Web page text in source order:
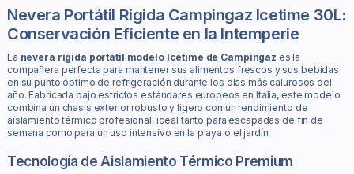
Nevera Portátil Rígida Campingaz Icetime 30L:
Conservación Eficiente en la Intemperie
La nevera rígida portátil modelo Icetime de Campingaz es la
compañera perfecta para mantener sus alimentos frescos y sus bebidas
en su punto óptimo de refrigeración durante los días más calurosos del
año. Fabricada bajo estrictos estándares europeos en Italia, este modelo
combina un chasis exterior robusto y ligero con un rendimiento de
aislamiento térmico profesional, ideal tanto para escapadas de fin de
semana como para un uso intensivo en la playa o el jardín.
Tecnología de Aislamiento Térmico Premium